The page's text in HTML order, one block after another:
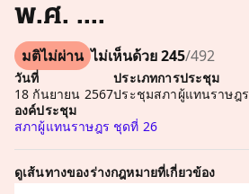
พ.ศ. ....
มติไม่ผ่าน ไม่เห็นด้วย 245/492
วันที่
18 กันยายน 2567
ประเภทการประชุม
ประชุมสภาผู้แทนราษฎร
องค์ประชุม
สภาผู้แทนราษฎร ชุดที่ 26
ดูเส้นทางของร่างกฎหมายที่เกี่ยวข้อง